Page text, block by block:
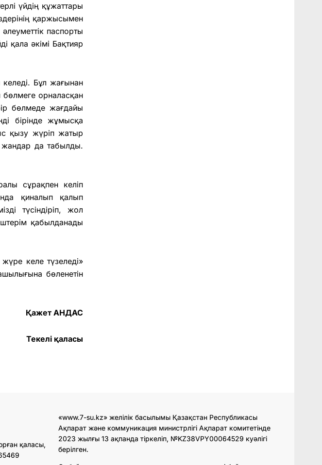
үйдің құжаттары
қаржысымен
паспорты
қала әкімі Бақтияр
Бұл жағынан
орналасқан
бөлмеде жағдайы
бірінде жұмысқа
қызу жүріп жатыр
жандар да табылды.
сұрақпен келіп
қиналып қалып
түсіндіріп, жол
қабылданады
келе түзеледі»
бөленетін
Қажет АНДАС
Текелі қаласы
қаласы,
«www.7-su.kz» желілік басылымы Қазақстан Республикасы
Ақпарат және коммуникация министрлігі Ақпарат комитетінде
2023 жылғы 13 ақпанда тіркеліп, №KZ38VPY00064529 куәлігі
берілген.